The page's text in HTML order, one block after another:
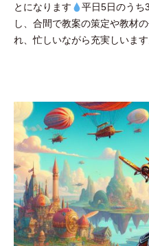
田
豪
とになります
平日5日のうち
し、合間で教案の策定や教材
れ、忙しいながら充実しいま